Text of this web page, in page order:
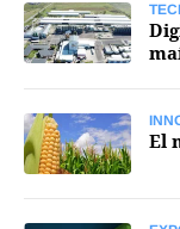
El